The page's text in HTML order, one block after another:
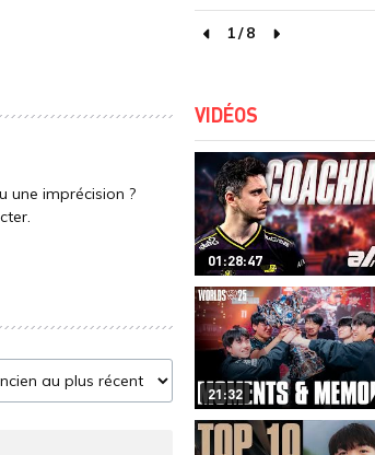
une imprécision ?
page précédente
1/8
page suivante
VIDÉOS
01:28:47
21:32